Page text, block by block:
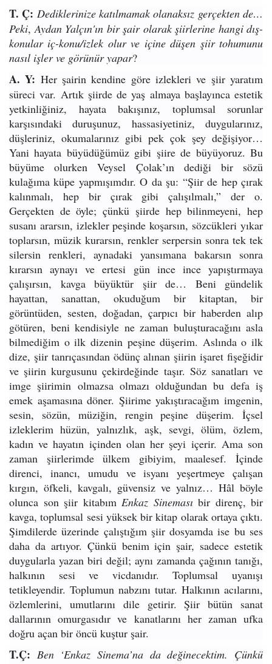
T. Ç: Dediklerinize katılmamak olanaksız gerçekten de…
Peki, Aydan Yalçın'ın bir şair olarak şiirlerine hangi dış-
konular iç-konu/izlek olur ve içine düşen şiir tohumunu
nasıl işler ve görünür yapar?
A. Y: Her şairin kendine göre izlekleri ve şiir yaratım
süreci var. Artık şiirde de yaş almaya başlayınca estetik
yetkinliğiniz, hayata bakışınız, toplumsal sorunlar
karşısındaki duruşunuz, hassasiyetiniz, duygularınız,
düşleriniz, okumalarınız gibi pek çok şey değişiyor…
Yani hayata büyüdüğümüz gibi şiire de büyüyoruz. Bu
büyüme olurken Veysel Çolak’ın dediği bir sözü
kulağıma küpe yapmışımdır. O da şu: “Şiir de hep çırak
kalınmalı, hep bir çırak gibi çalışılmalı,” der o.
Gerçekten de öyle; çünkü şiirde hep bilinmeyeni, hep
susanı ararsın, izlekler peşinde koşarsın, sözcükleri yıkar
toplarsın, müzik kurarsın, renkler serpersin sonra tek tek
silersin renkleri, aynadaki yansımana bakarsın sonra
kırarsın aynayı ve ertesi gün ince ince yapıştırmaya
çalışırsın, kavga büyüktür şiir de… Beni gündelik
hayattan, sanattan, okuduğum bir kitaptan, bir
görüntüden, sesten, doğadan, çarpıcı bir haberden alıp
götüren, beni kendisiyle ne zaman buluşturacağını asla
bilmediğim o ilk dizenin peşine düşerim. Aslında o ilk
dize, şiir tanrıçasından ödünç alınan şiirin işaret fişeğidir
ve şiirin kurgusunu çekirdeğinde taşır. Söz sanatları ve
imge şiirimin olmazsa olmazı olduğundan bu defa iş
emek aşamasına döner. Şiirime yakıştıracağım imgenin,
sesin, sözün, müziğin, rengin peşine düşerim. İçsel
izleklerim hüzün, yalnızlık, aşk, sevgi, ölüm, özlem,
kadın ve hayatın içinden olan her şeyi içerir. Ama son
zaman şiirlerimde ülkem gibiyim, maalesef. İçinde
direnci, inancı, umudu ve isyanı yeşertmeye çalışan
kırgın, öfkeli, kavgalı, güvensiz ve yalnız… Hâl böyle
olunca son şiir kitabım Enkaz Sineması bir direnç, bir
kavga, toplumsal sesi yüksek bir kitap olarak ortaya çıktı.
Şimdilerde üzerinde çalıştığım şiir dosyamda ise bu ses
daha da artıyor. Çünkü benim için şair, sadece estetik
duygularla yazan biri değil; aynı zamanda çağının tanığı,
halkının sesi ve vicdanıdır. Toplumsal uyanışı
tetikleyendir. Toplumun nabzını tutar. Halkının acılarını,
özlemlerini, umutlarını dile getirir. Şiir bütün sanat
dallarının omurgasıdır ve kanatlarını her zaman ufka
doğru açan bir öncü kuştur şair.
T.Ç: Ben ‘Enkaz Sinema’na da değinecektim. Çünkü